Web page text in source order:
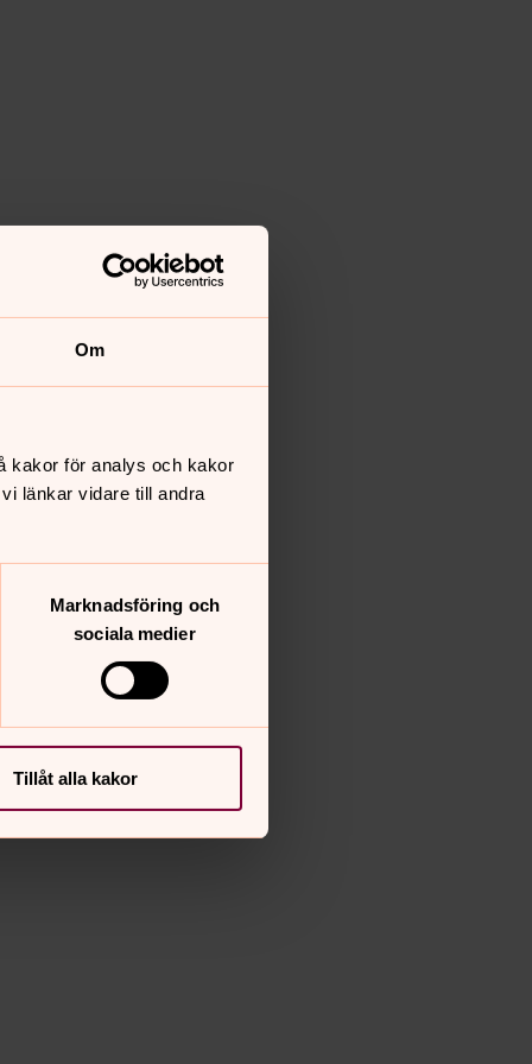
Om
kakor för analys och kakor
länkar vidare till andra
Marknadsföring och
sociala medier
Tillåt alla kakor